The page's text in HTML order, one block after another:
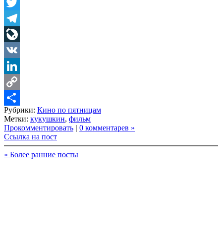
Facebook
Twitter
Telegram
LiveJournal
VK
LinkedIn
Copy
Link
Share
Рубрики: Кино по пятницам
Метки: кукушкин, фильм
Прокомментировать | 0 комментарев »
Ссылка на пост
« Более ранние посты